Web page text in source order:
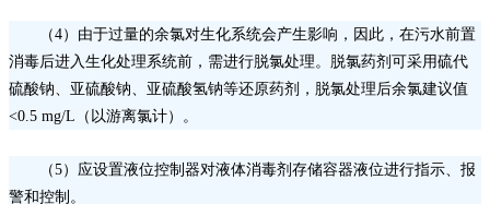
（4）由于过量的余氯对生化系统会产生影响，因此，在污水前置
消毒后进入生化处理系统前，需进行脱氯处理。脱氯药剂可采用硫代
硫酸钠、亚硫酸钠、亚硫酸氢钠等还原药剂，脱氯处理后余氯建议值
<0.5 mg/L（以游离氯计）。
（5）应设置液位控制器对液体消毒剂存储容器液位进行指示、报
警和控制。